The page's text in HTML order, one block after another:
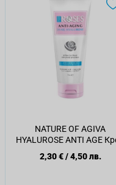
NATURE OF AGIVA
HYALUROSE ANTI AGE Крем
за ръце, 75 мл
2,30 €/4,50 лв.